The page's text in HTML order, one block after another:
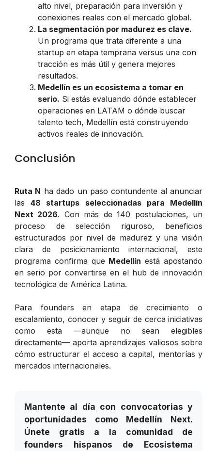
alto nivel, preparación para inversión y
conexiones reales con el mercado global.
La segmentación por madurez es clave.
Un programa que trata diferente a una
startup en etapa temprana versus una con
tracción es más útil y genera mejores
resultados.
Medellín es un ecosistema a tomar en
serio. Si estás evaluando dónde establecer
operaciones en LATAM o dónde buscar
talento tech, Medellín está construyendo
activos reales de innovación.
Conclusión
Ruta N ha dado un paso contundente al anunciar
las48 startups seleccionadas para Medellín
Next 2026. Con más de 140 postulaciones, un
proceso de selección riguroso, beneficios
estructurados por nivel de madurez y una visión
clara de posicionamiento internacional, este
programa confirma que Medellín está apostando
en serio por convertirse en el hub de innovación
tecnológica de América Latina.
Para founders en etapa de crecimiento o
escalamiento, conocer y seguir de cerca iniciativas
como esta —aunque no sean elegibles
directamente— aporta aprendizajes valiosos sobre
cómo estructurar el acceso a capital, mentorías y
mercados internacionales.
Mantente al día con convocatorias y
oportunidades como Medellín Next.
Únete gratis a la comunidad de
founders hispanos de Ecosistema